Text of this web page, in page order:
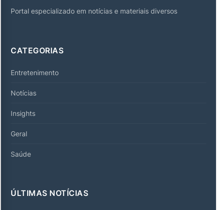
Portal especializado em notícias e materiais diversos
CATEGORIAS
Entretenimento
Notícias
Insights
Geral
Saúde
ÚLTIMAS NOTÍCIAS